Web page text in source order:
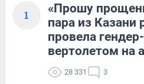
1
«Прошу
пара из Казани
провела
вертолетом на
28 331 3